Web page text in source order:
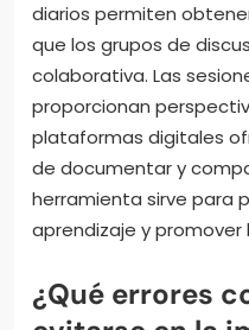
diarios permiten
que los grupos de
colaborativa. Las
proporcionan
plataformas digitales
de documentar y
herramienta sirve para
aprendizaje y promover
¿Qué errores